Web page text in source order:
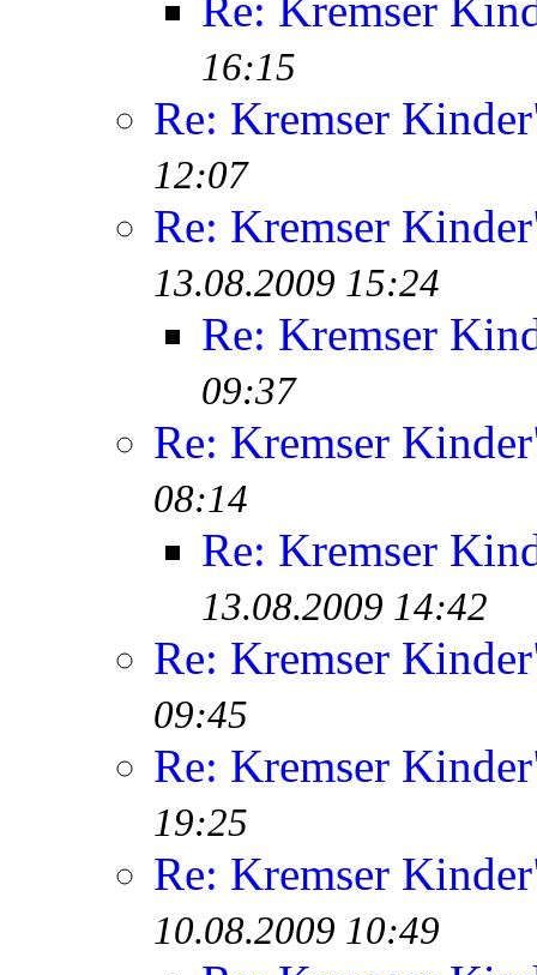
16:15
Re: Kremser
12:07
Re: Kremser
13.08.2009 15:24
Re: Kremser
09:37
Re: Kremser
08:14
Re: Kremser
13.08.2009 14:42
Re: Kremser
09:45
Re: Kremser
19:25
Re: Kremser
10.08.2009 10:49